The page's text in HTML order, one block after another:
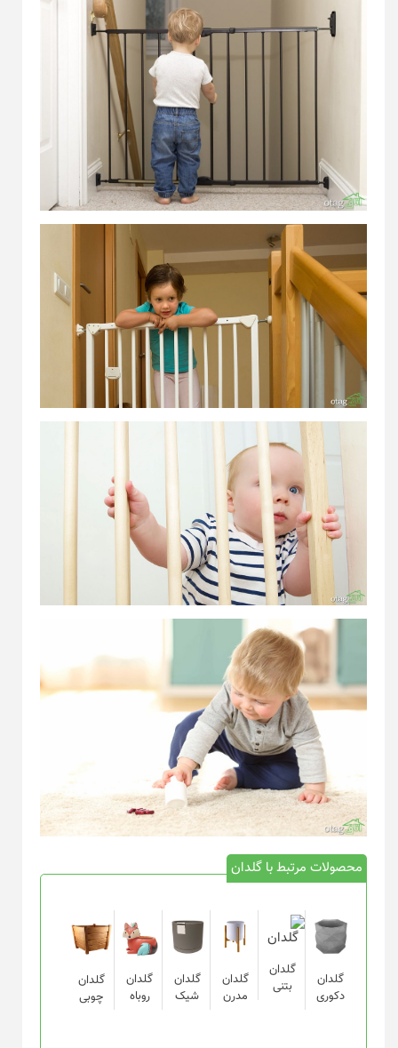
محصولات مرتبط با گلدان
گلدان
دکوری
گلدان
بتنی
گلدان
مدرن
گلدان
شیک
گلدان
روباه
گلدان
چوبی